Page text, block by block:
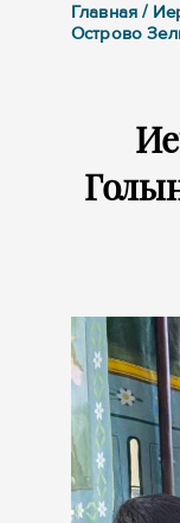
Главная /
Острово